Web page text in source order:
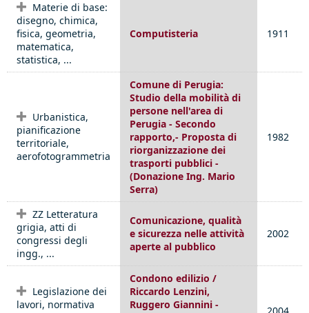
Materie di base:
disegno, chimica,
fisica, geometria,
matematica,
statistica, ...
Computisteria 1911
Urbanistica,
pianificazione
territoriale,
aerofotogrammetria
Comune di Perugia:
Studio della mobilità di
persone nell'area di
Perugia - Secondo
rapporto,- Proposta di
riorganizzazione dei
trasporti pubblici -
(Donazione Ing. Mario
Serra)
1982
ZZ Letteratura
grigia, atti di
congressi degli
ingg., ...
Comunicazione, qualità
e sicurezza nelle attività
aperte al pubblico
2002
Legislazione dei
lavori, normativa
Condono edilizio /
Riccardo Lenzini,
Ruggero Giannini -